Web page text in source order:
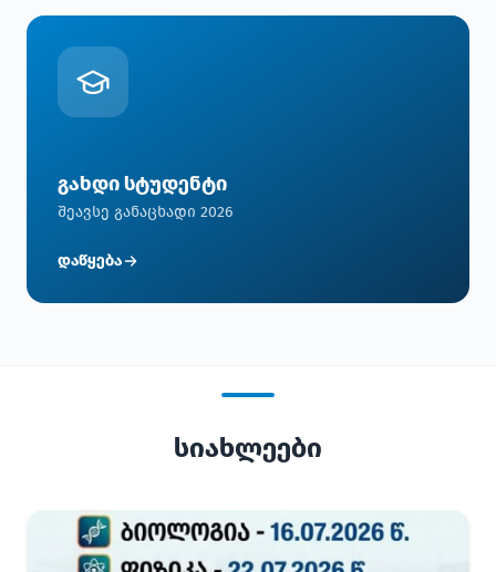
გახდი სტუდენტი
შეავსე განაცხადი 2026
დაწყება
სიახლეები